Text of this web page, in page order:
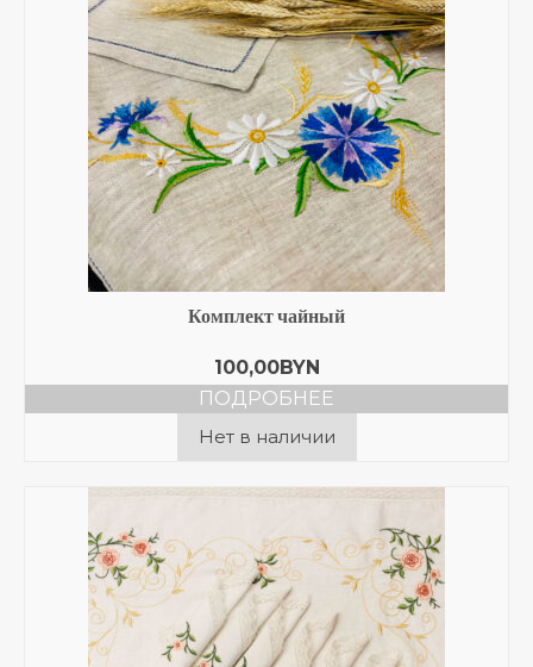
Комплект чайный
100,00BYN
ПОДРОБНЕЕ
Нет в наличии